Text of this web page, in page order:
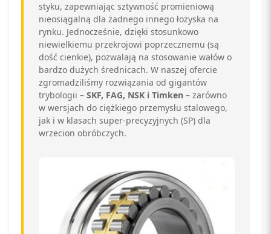
styku, zapewniając sztywność promieniową
nieosiągalną dla żadnego innego łożyska na
rynku. Jednocześnie, dzięki stosunkowo
niewielkiemu przekrojowi poprzecznemu (są
dość cienkie), pozwalają na stosowanie wałów o
bardzo dużych średnicach. W naszej ofercie
zgromadziliśmy rozwiązania od gigantów
trybologii – SKF, FAG, NSK i Timken – zarówno
w wersjach do ciężkiego przemysłu stalowego,
jak i w klasach super-precyzyjnych (SP) dla
wrzecion obróbczych.